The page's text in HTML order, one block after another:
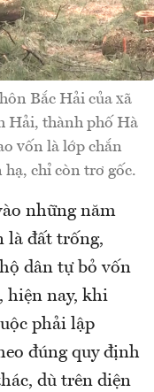
Bắc Hải của xã
Hải, thành phố Hà
vốn là lớp chắn
hạ, chỉ còn trơ gốc.
những năm
là đất trống,
dân tự bỏ vốn
hiện nay, khi
phải lập
đúng quy định
dù trên diện